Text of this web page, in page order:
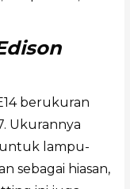
berukuran
Ukurannya
lampu-
sebagai hiasan,